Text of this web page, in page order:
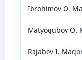
Ibrohimov O.
Matyoqubov O.
Rajabov I.